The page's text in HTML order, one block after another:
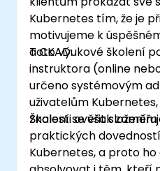
Kubernetes tím, že je
motivujeme k
a CKAD.
Toto výukové školení
instruktora (online
určeno systémovým
uživatelům
znalosti ověřit složením
Školení se však
praktických
Kubernetes, a proto